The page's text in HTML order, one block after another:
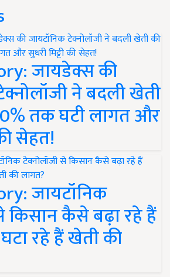
जायडेक्स की
ने बदली खेती
तक घटी लागत और
सेहत!
जायटॉनिक
किसान कैसे बढ़ा रहे हैं
रहे हैं खेती की